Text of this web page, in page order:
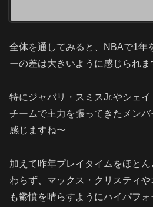
全体を通してみると、NBAで1年
ーの差は大きいように感じられま
特にジャバリ・スミスJr.やシェ
チームで主力を張ってきたメン
感じますね〜
加えて昨年プレイタイムをほと
わらず、マックス・クリスティ
も鬱憤を晴らすようにハイパフ